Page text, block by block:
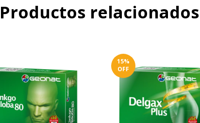
Productos relacionados
15%
OFF